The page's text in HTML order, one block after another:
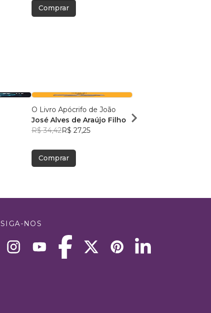
Comprar
O Livro Apócrifo de João
José Alves de Araújo Filho
R$ 34,42R$ 27,25
Comprar
Jhou Holub
SIGA-NOS